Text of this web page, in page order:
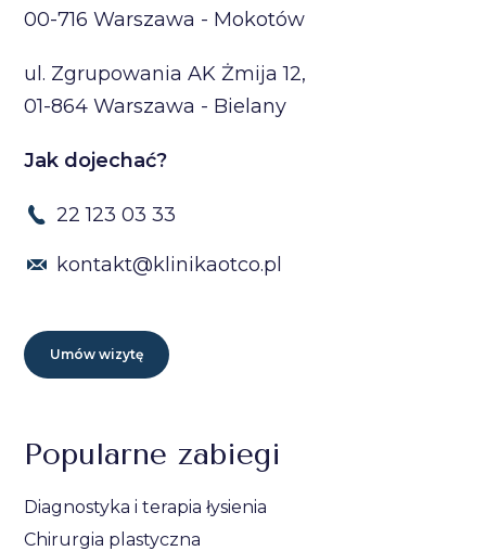
00-716 Warszawa - Mokotów
ul. Zgrupowania AK Żmija 12,
01-864 Warszawa - Bielany
Jak dojechać?
22 123 03 33
kontakt@klinikaotco.pl
Umów wizytę
Popularne zabiegi
Diagnostyka i terapia łysienia
Chirurgia plastyczna